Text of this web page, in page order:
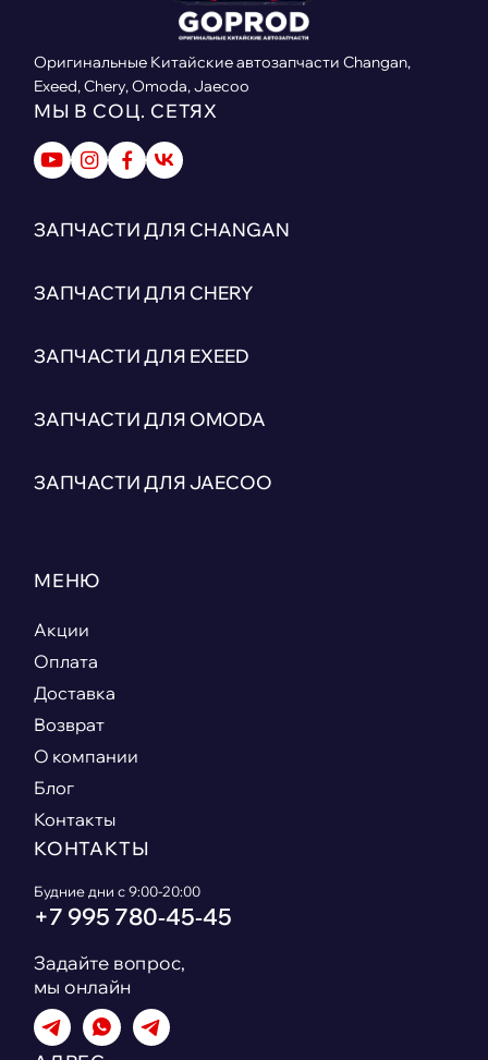
Оригинальные Китайские автозапчасти Changan,
Exeed, Chery, Omoda, Jaecoo
МЫ В СОЦ. СЕТЯХ
ЗАПЧАСТИ ДЛЯ CHANGAN
ЗАПЧАСТИ ДЛЯ CHERY
ЗАПЧАСТИ ДЛЯ EXEED
ЗАПЧАСТИ ДЛЯ OMODA
ЗАПЧАСТИ ДЛЯ JAECOO
МЕНЮ
Акции
Оплата
Доставка
Возврат
О компании
Блог
Контакты
КОНТАКТЫ
Будние дни с 9:00-20:00
+7 995 780‑45‑45
Задайте вопрос,
мы онлайн